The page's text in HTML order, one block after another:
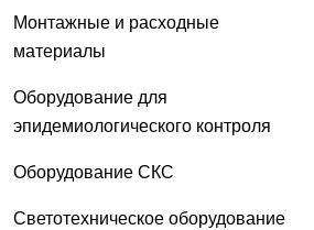
Монтажные и расходные
материалы
Оборудование для
эпидемиологического контроля
Оборудование СКС
Светотехническое оборудование